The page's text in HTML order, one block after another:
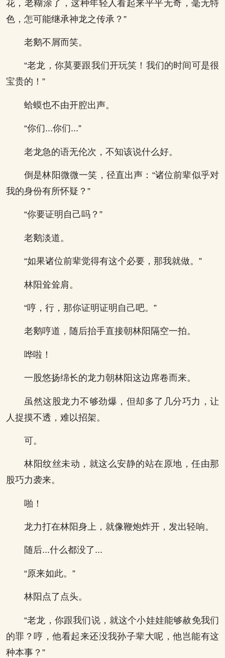
花，老糊涂了，这种年轻人看起来平平无奇，毫无特
色，怎可能继承神龙之传承？”
老鹅不屑而笑。
“老龙，你莫要跟我们开玩笑！我们的时间可是很
宝贵的！”
蛤蟆也不由开腔出声。
“你们...你们...”
老龙急的语无伦次，不知该说什么好。
倒是林阳微微一笑，径直出声：“诸位前辈似乎对
我的身份有所怀疑？”
“你要证明自己吗？”
老鹅淡道。
“如果诸位前辈觉得有这个必要，那我就做。”
林阳耸耸肩。
“哼，行，那你证明证明自己吧。”
老鹅哼道，随后抬手直接朝林阳隔空一拍。
哗啦！
一股悠扬绵长的龙力朝林阳这边席卷而来。
虽然这股龙力不够劲爆，但却多了几分巧力，让
人捉摸不透，难以招架。
可。
林阳纹丝未动，就这么安静的站在原地，任由那
股巧力袭来。
啪！
龙力打在林阳身上，就像鞭炮炸开，发出轻响。
随后...什么都没了...
“原来如此。”
林阳点了点头。
“老龙，你跟我们说，就这个小娃娃能够赦免我们
的罪？哼，他看起来还没我孙子辈大呢，他岂能有这
种本事？”